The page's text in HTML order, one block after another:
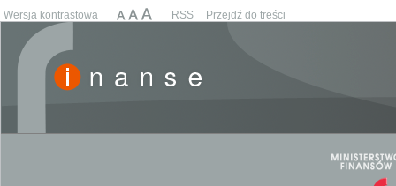
Wersja kontrastowa RSS Przejdź do treści